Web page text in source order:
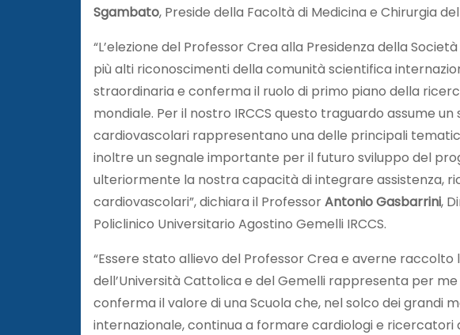
Sgambato, Preside della Facoltà di Medicina e Chirurgia
“L’elezione del Professor Crea alla Presidenza della
più alti riconoscimenti della comunità scientifica
straordinaria e conferma il ruolo di primo piano della
mondiale. Per il nostro IRCCS questo traguardo assume
cardiovascolari rappresentano una delle principali
inoltre un segnale importante per il futuro sviluppo del
ulteriormente la nostra capacità di integrare assistenza,
cardiovascolari”, dichiara il ProfessorAntonio Gasbarrini,
Policlinico Universitario Agostino Gemelli IRCCS.
“Essere stato allievo del Professor Crea e averne raccolto
dell’Università Cattolica e del Gemelli rappresenta per
conferma il valore di una Scuola che, nel solco dei grandi
internazionale, continua a formare cardiologi e ricercatori